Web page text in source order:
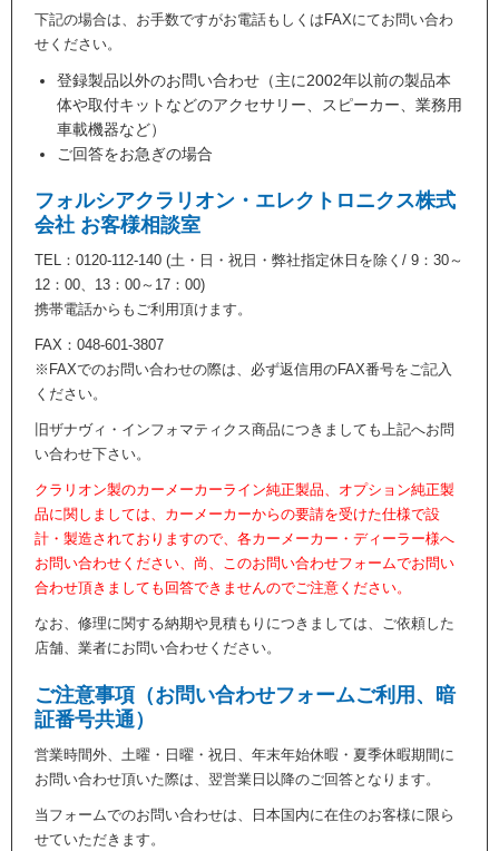
下記の場合は、お手数ですがお電話もしくはFAXにてお問い合わ
せください。
登録製品以外のお問い合わせ（主に2002年以前の製品本
体や取付キットなどのアクセサリー、スピーカー、業務用
車載機器など）
ご回答をお急ぎの場合
フォルシアクラリオン・エレクトロニクス株式
会社 お客様相談室
TEL：0120-112-140 (土・日・祝日・弊社指定休日を除く/ 9：30～
12：00、13：00～17：00)
携帯電話からもご利用頂けます。
FAX：048-601-3807
※FAXでのお問い合わせの際は、必ず返信用のFAX番号をご記入
ください。
旧ザナヴィ・インフォマティクス商品につきましても上記へお問
い合わせ下さい。
クラリオン製のカーメーカーライン純正製品、オプション純正製
品に関しましては、カーメーカーからの要請を受けた仕様で設
計・製造されておりますので、各カーメーカー・ディーラー様へ
お問い合わせください、尚、このお問い合わせフォームでお問い
合わせ頂きましても回答できませんのでご注意ください。
なお、修理に関する納期や見積もりにつきましては、ご依頼した
店舗、業者にお問い合わせください。
ご注意事項（お問い合わせフォームご利用、暗
証番号共通）
営業時間外、土曜・日曜・祝日、年末年始休暇・夏季休暇期間に
お問い合わせ頂いた際は、翌営業日以降のご回答となります。
当フォームでのお問い合わせは、日本国内に在住のお客様に限ら
せていただきます。